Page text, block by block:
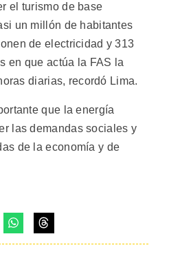
el turismo de base
un millón de habitantes
de electricidad y 313
en que actúa la FAS la
diarias, recordó Lima.
que la energía
las demandas sociales y
de la economía y de